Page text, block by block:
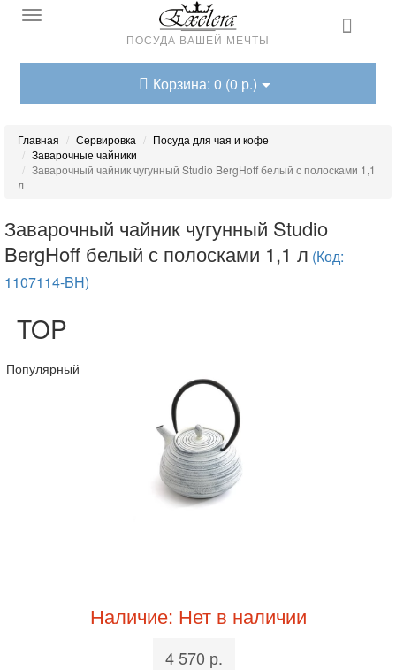
ПОСУДА ВАШЕЙ МЕЧТЫ
Корзина: 0 (0 р.)
Главная Сервировка
Посуда для чая и кофе
Заварочные чайники
Заварочный чайник чугунный Studio BergHoff белый с полосками 1,1
л
Заварочный чайник чугунный Studio
BergHoff белый с полосками 1,1 л (Код:
1107114-BH)
TOP
Популярный
Наличие: Нет в наличии
4 570 р.